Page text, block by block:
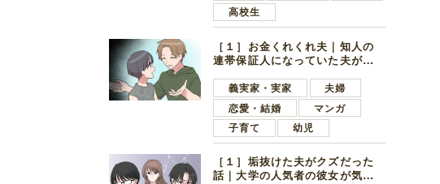
高校生
［１］お金くれくれ夫｜知人の
連帯保証人になっていた夫が家
言ってきた
義実家・実家
夫婦
恋愛・結婚
マンガ
子育て
幼児
［１］垢抜けた夫がクズだった
話｜大学の人気者の彼女が気に